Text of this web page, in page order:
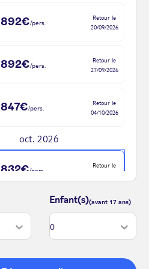
892€/pers.
Retour le
20/09/2026
892€/pers.
Retour le
27/09/2026
847€/pers.
Retour le
04/10/2026
oct. 2026
832€/pers.
Retour le
Enfant(s)